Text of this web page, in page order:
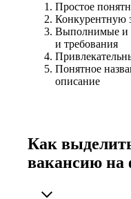
Простое
Конкурентную
Выполнимые и
и требования
Понятное
описание
Как
вакансию на